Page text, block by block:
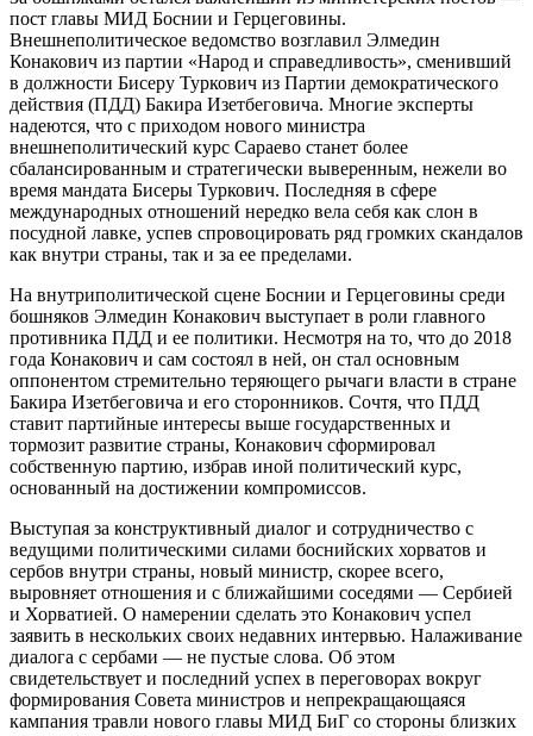
пост главы МИД Боснии и Герцеговины.
Внешнеполитическое ведомство возглавил Элмедин
Конакович из партии «Народ и справедливость», сменивший
в должности Бисеру Туркович из Партии демократического
действия (ПДД) Бакира Изетбеговича. Многие эксперты
надеются, что с приходом нового министра
внешнеполитический курс Сараево станет более
сбалансированным и стратегически выверенным, нежели во
время мандата Бисеры Туркович. Последняя в сфере
международных отношений нередко вела себя как слон в
посудной лавке, успев спровоцировать ряд громких скандалов
как внутри страны, так и за ее пределами.
На внутриполитической сцене Боснии и Герцеговины среди
бошняков Элмедин Конакович выступает в роли главного
противника ПДД и ее политики. Несмотря на то, что до 2018
года Конакович и сам состоял в ней, он стал основным
оппонентом стремительно теряющего рычаги власти в стране
Бакира Изетбеговича и его сторонников. Сочтя, что ПДД
ставит партийные интересы выше государственных и
тормозит развитие страны, Конакович сформировал
собственную партию, избрав иной политический курс,
основанный на достижении компромиссов.
Выступая за конструктивный диалог и сотрудничество с
ведущими политическими силами боснийских хорватов и
сербов внутри страны, новый министр, скорее всего,
выровняет отношения и с ближайшими соседями — Сербией
и Хорватией. О намерении сделать это Конакович успел
заявить в нескольких своих недавних интервью. Налаживание
диалога с сербами — не пустые слова. Об этом
свидетельствует и последний успех в переговорах вокруг
формирования Совета министров и непрекращающаяся
кампания травли нового главы МИД БиГ со стороны близких